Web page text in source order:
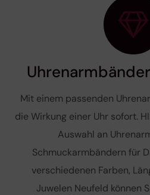
Mit einem passenden
die Wirkung einer Uhr sofort.
Auswahl an
Schmuckarmbändern für
verschiedenen Farben,
Juwelen Neufeld können